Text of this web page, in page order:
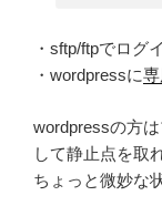
・sftp/ftpでログ
・wordpressに
wordpressの方
して静止点を取
ちょっと微妙な